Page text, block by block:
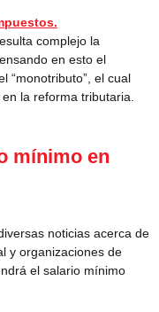
complejo la
en esto el
“monotributo”, el cual
la reforma tributaria.
mínimo en
noticias acerca de
y organizaciones de
el salario mínimo